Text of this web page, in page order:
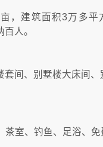
，建筑面积3万多平
人。
套间、别墅楼大床间
茶室、钓鱼、足浴、免